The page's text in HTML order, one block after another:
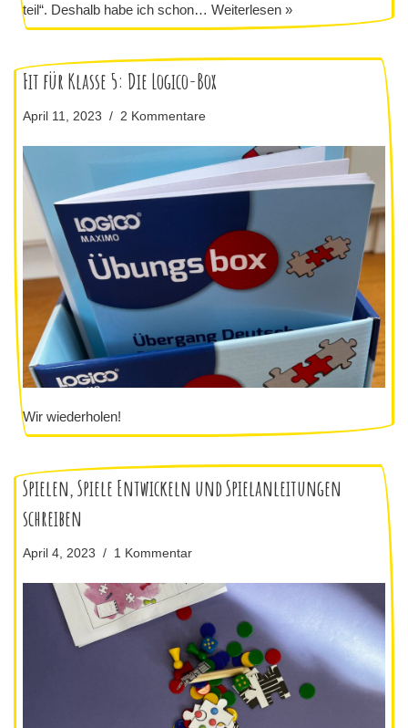
teil“. Deshalb habe ich schon… Weiterlesen »
Fit für Klasse 5: Die Logico-Box
April 11, 2023 2 Kommentare
Wir wiederholen!
Spielen, Spiele Entwickeln und Spielanleitungen
schreiben
April 4, 2023 1 Kommentar